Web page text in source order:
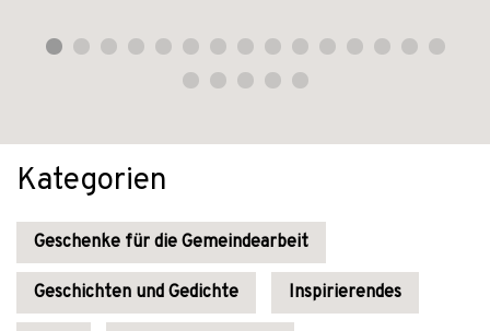
Kategorien
Geschenke für die Gemeindearbeit
Geschichten und Gedichte Inspirierendes